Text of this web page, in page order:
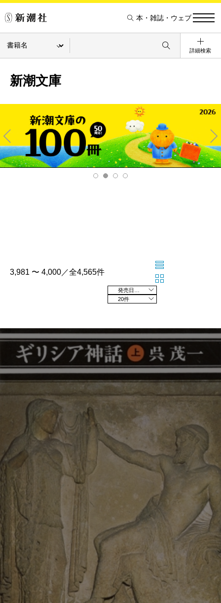
本・雑誌・ウェブ
詳細検索
新潮文庫
Pre
v
Ne
xt
3,981 〜 4,000／全4,565件
20件